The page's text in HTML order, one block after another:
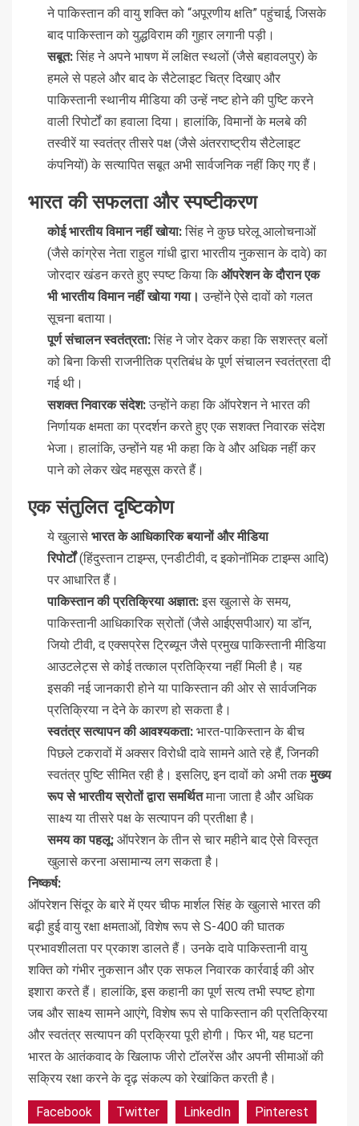
ने पाकिस्तान की वायु शक्ति को “अपूरणीय क्षति” पहुंचाई, जिसके
बाद पाकिस्तान को युद्धविराम की गुहार लगानी पड़ी।
सबूत:सिंह ने अपने भाषण में लक्षित स्थलों (जैसे बहावलपुर) के
हमले से पहले और बाद के सैटेलाइट चित्र दिखाए और
पाकिस्तानी स्थानीय मीडिया की उन्हें नष्ट होने की पुष्टि करने
वाली रिपोर्टों का हवाला दिया। हालांकि, विमानों के मलबे की
तस्वीरें या स्वतंत्र तीसरे पक्ष (जैसे अंतरराष्ट्रीय सैटेलाइट
कंपनियों) के सत्यापित सबूत अभी सार्वजनिक नहीं किए गए हैं।
भारत की सफलता और स्पष्टीकरण
कोई भारतीय विमान नहीं खोया:सिंह ने कुछ घरेलू आलोचनाओं
(जैसे कांग्रेस नेता राहुल गांधी द्वारा भारतीय नुकसान के दावे) का
जोरदार खंडन करते हुए स्पष्ट किया कि ऑपरेशन के दौरान एक
भी भारतीय विमान नहीं खोया गया। उन्होंने ऐसे दावों को गलत
सूचना बताया।
पूर्ण संचालन स्वतंत्रता:सिंह ने जोर देकर कहा कि सशस्त्र बलों
को बिना किसी राजनीतिक प्रतिबंध के पूर्ण संचालन स्वतंत्रता दी
गई थी।
सशक्त निवारक संदेश:उन्होंने कहा कि ऑपरेशन ने भारत की
निर्णायक क्षमता का प्रदर्शन करते हुए एक सशक्त निवारक संदेश
भेजा। हालांकि, उन्होंने यह भी कहा कि वे और अधिक नहीं कर
पाने को लेकर खेद महसूस करते हैं।
एक संतुलित दृष्टिकोण
ये खुलासे भारत के आधिकारिक बयानों और मीडिया
रिपोर्टों(हिंदुस्तान टाइम्स, एनडीटीवी, द इकोनॉमिक टाइम्स आदि)
पर आधारित हैं।
पाकिस्तान की प्रतिक्रिया अज्ञात:इस खुलासे के समय,
पाकिस्तानी आधिकारिक स्रोतों (जैसे आईएसपीआर) या डॉन,
जियो टीवी, द एक्सप्रेस ट्रिब्यून जैसे प्रमुख पाकिस्तानी मीडिया
आउटलेट्स से कोई तत्काल प्रतिक्रिया नहीं मिली है। यह
इसकी नई जानकारी होने या पाकिस्तान की ओर से सार्वजनिक
प्रतिक्रिया न देने के कारण हो सकता है।
स्वतंत्र सत्यापन की आवश्यकता: भारत-पाकिस्तान के बीच
पिछले टकरावों में अक्सर विरोधी दावे सामने आते रहे हैं, जिनकी
स्वतंत्र पुष्टि सीमित रही है। इसलिए, इन दावों को अभी तकमुख्य
रूप से भारतीय स्रोतों द्वारा समर्थितमाना जाता है और अधिक
साक्ष्य या तीसरे पक्ष के सत्यापन की प्रतीक्षा है।
समय का पहलू: ऑपरेशन के तीन से चार महीने बाद ऐसे विस्तृत
खुलासे करना असामान्य लग सकता है।
निष्कर्ष:
ऑपरेशन सिंदूर के बारे में एयर चीफ मार्शल सिंह के खुलासे भारत की
बढ़ी हुई वायु रक्षा क्षमताओं, विशेष रूप से S-400 की घातक
प्रभावशीलता पर प्रकाश डालते हैं। उनके दावे पाकिस्तानी वायु
शक्ति को गंभीर नुकसान और एक सफल निवारक कार्रवाई की ओर
इशारा करते हैं। हालांकि, इस कहानी का पूर्ण सत्य तभी स्पष्ट होगा
जब और साक्ष्य सामने आएंगे, विशेष रूप से पाकिस्तान की प्रतिक्रिया
और स्वतंत्र सत्यापन की प्रक्रिया पूरी होगी। फिर भी, यह घटना
भारत के आतंकवाद के खिलाफ जीरो टॉलरेंस और अपनी सीमाओं की
सक्रिय रक्षा करने के दृढ़ संकल्प को रेखांकित करती है।
Facebook Twitter LinkedIn
Pinterest